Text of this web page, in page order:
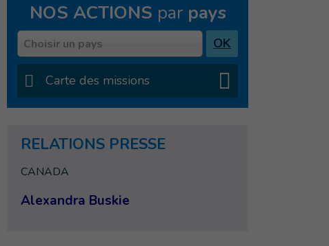
NOS ACTIONS par pays
PaysChoisir un pays OK
Carte des missions
RELATIONS PRESSE
CANADA
Alexandra Buskie